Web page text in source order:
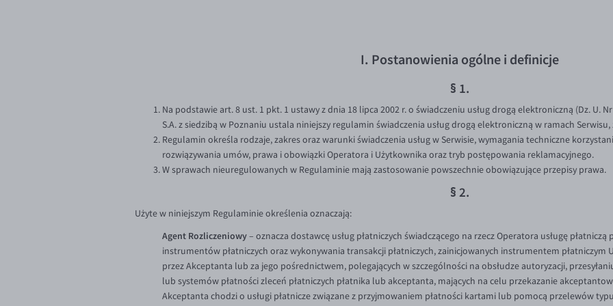
I. Postanowienia ogólne i definicje
§ 1.
Na podstawie art. 8 ust. 1 pkt. 1 ustawy z dnia 18 lipca 2002 r. o świadczeniu usług drogą elektroniczną (Dz. U.
S.A. z siedzibą w Poznaniu ustala niniejszy regulamin świadczenia usług drogą elektroniczną w ramach
Regulamin określa rodzaje, zakres oraz warunki świadczenia usług w Serwisie, wymagania techniczne
rozwiązywania umów, prawa i obowiązki Operatora i Użytkownika oraz tryb postępowania reklamacyjnego.
W sprawach nieuregulowanych w Regulaminie mają zastosowanie powszechnie obowiązujące przepisy prawa.
§ 2.
Użyte w niniejszym Regulaminie określenia oznaczają:
Agent Rozliczeniowy– oznacza dostawcę usług płatniczych świadczącego na rzecz Operatora usługę
instrumentów płatniczych oraz wykonywania transakcji płatniczych, zainicjowanych instrumentem płatniczym
przez Akceptanta lub za jego pośrednictwem, polegających w szczególności na obsłudze autoryzacji,
lub systemów płatności zleceń płatniczych płatnika lub akceptanta, mających na celu przekazanie
Akceptanta chodzi o usługi płatnicze związane z przyjmowaniem płatności kartami lub pomocą przelewów